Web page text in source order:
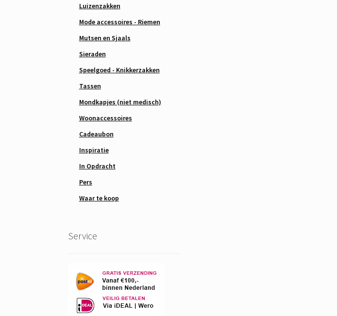
Luizenzakken
Mode accessoires - Riemen
Mutsen en Sjaals
Sieraden
Speelgoed - Knikkerzakken
Tassen
Mondkapjes (niet medisch)
Woonaccessoires
Cadeaubon
Inspiratie
In Opdracht
Pers
Waar te koop
Service